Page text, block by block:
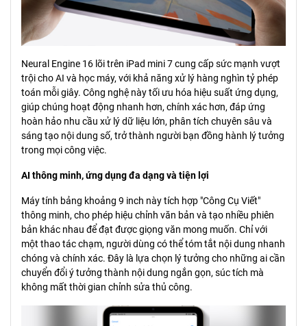
Neural Engine 16 lõi trên iPad mini 7 cung cấp sức mạnh vượt
trội cho AI và học máy, với khả năng xử lý hàng nghìn tỷ phép
toán mỗi giây. Công nghệ này tối ưu hóa hiệu suất ứng dụng,
giúp chúng hoạt động nhanh hơn, chính xác hơn, đáp ứng
hoàn hảo nhu cầu xử lý dữ liệu lớn, phân tích chuyên sâu và
sáng tạo nội dung số, trở thành người bạn đồng hành lý tưởng
trong mọi công việc.
AI thông minh, ứng dụng đa dạng và tiện lợi
Máy tính bảng khoảng 9 inch này tích hợp "Công Cụ Viết"
thông minh, cho phép hiệu chỉnh văn bản và tạo nhiều phiên
bản khác nhau để đạt được giọng văn mong muốn. Chỉ với
một thao tác chạm, người dùng có thể tóm tắt nội dung nhanh
chóng và chính xác. Đây là lựa chọn lý tưởng cho những ai cần
chuyển đổi ý tưởng thành nội dung ngắn gọn, súc tích mà
không mất thời gian chỉnh sửa thủ công.